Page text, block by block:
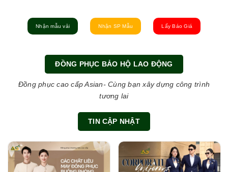
Nhận mẫu vải Nhận SP Mẫu Lấy Báo Giá
ĐỒNG PHỤC BẢO HỘ LAO ĐỘNG
Đồng phục cao cấp Asian- Cùng bạn xây dựng công trình
tương lai
TIN CẬP NHẬT